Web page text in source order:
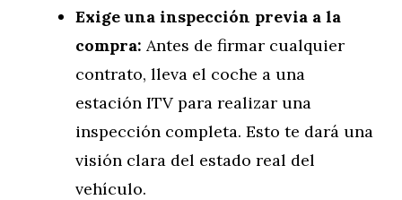
Exige una inspección previa a la
compra: Antes de firmar cualquier
contrato, lleva el coche a una
estación ITV para realizar una
inspección completa. Esto te dará una
visión clara del estado real del
vehículo.